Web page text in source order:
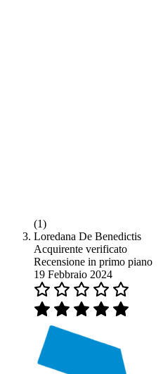
(1)
Loredana De Benedictis
Acquirente verificato
Recensione in primo piano
19 Febbraio 2024